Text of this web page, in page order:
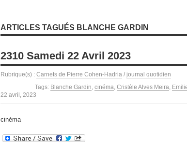
ARTICLES TAGUÉS BLANCHE GARDIN
2310 Samedi 22 Avril 2023
Rubrique(s) : Carnets de Pierre Cohen-Hadria / journal quotidien
Tags: Blanche Gardin, cinéma, Cristèle Alves Meira,
22 avril, 2023
cinéma